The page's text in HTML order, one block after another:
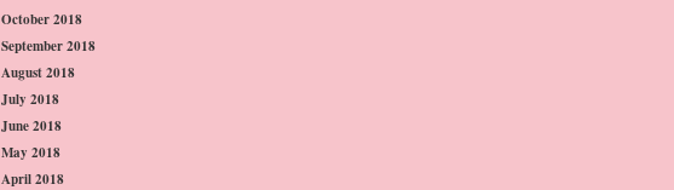
October 2018
September 2018
August 2018
July 2018
June 2018
May 2018
April 2018